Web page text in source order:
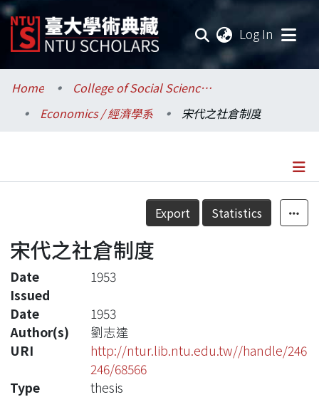
Log In
Communities & Collections
Research Outputs
Statistics
Home
College of Social Sciences / 社會科學院
Economics / 經濟學系
宋代之社倉制度
Details
Export Statistics
宋代之社倉制度
Date
Issued
1953
Date
1953
Author(s)
劉志達
URI
http://ntur.lib.ntu.edu.tw//handle/246
246/68566
Type
thesis